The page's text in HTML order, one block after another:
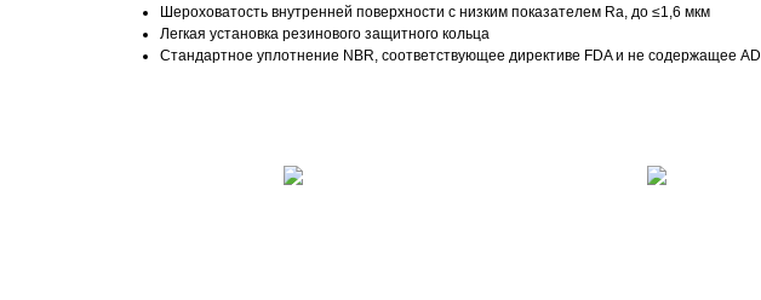
Шероховатость внутренней поверхности с низким показателем Ra, до ≤1,6 мкм
Легкая установка резинового защитного кольца
Стандартное уплотнение NBR, соответствующее директиве FDA и не содержащее ADI